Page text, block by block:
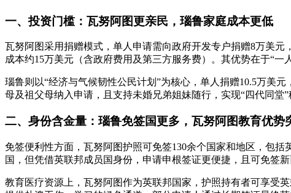
一、投资门槛：瓦努阿图更亲民，瑙鲁家庭成本更低
瓦努阿图采用捐赠模式，单人申请需向政府开发专户捐赠8万美
成本约15万美元（含政府费用及第三方服务费）。其优势在于“一
瑙鲁则以“经济与气候韧性公民计划”为核心，单人捐赠10.5万美
母及祖父母纳入申请，且支持未婚兄弟姐妹随行，实现“四代同堂
二、身份含金量：瑙鲁免签国更多，瓦努阿图教育优势
免签便利性方面，瓦努阿图护照可免签130余个国家和地区，包
国，但凭借英联邦成员国身份，申请申根签证更便捷，且可免签
教育医疗资源上，瓦努阿图作为英联邦国家，护照持有者可享受